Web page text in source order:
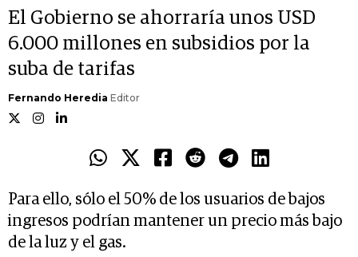
El Gobierno se ahorraría unos USD
6.000 millones en subsidios por la
suba de tarifas
Fernando Heredia Editor
Para ello, sólo el 50% de los usuarios de bajos
ingresos podrían mantener un precio más bajo
de la luz y el gas.